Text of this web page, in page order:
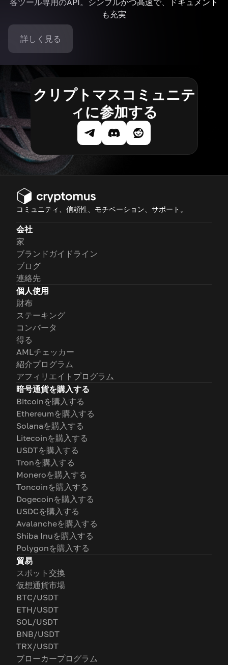
各ツール専用のAPI。シンプルかつ高速で、ドキュメント
も充実
詳しく見る
クリプトマスコミュニテ
ィに参加する
コミュニティ、信頼性、モチベーション、サポート。
会社
家
ブランドガイドライン
ブログ
連絡先
個人使用
財布
ステーキング
コンバータ
得る
AMLチェッカー
紹介プログラム
アフィリエイトプログラム
暗号通貨を購入する
Bitcoinを購入する
Ethereumを購入する
Solanaを購入する
Litecoinを購入する
USDTを購入する
Tronを購入する
Moneroを購入する
Toncoinを購入する
Dogecoinを購入する
USDCを購入する
Avalancheを購入する
Shiba Inuを購入する
Polygonを購入する
貿易
スポット交換
仮想通貨市場
BTC/USDT
ETH/USDT
SOL/USDT
BNB/USDT
TRX/USDT
ブローカープログラム